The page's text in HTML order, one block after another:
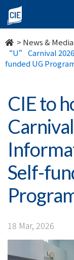
CIE
to
host
to
“U”
Carnival
2026
cum
Day
featuring
> News & Media
“U” Carnival
funded UG
CIE to
Self-
18 Mar, 2026